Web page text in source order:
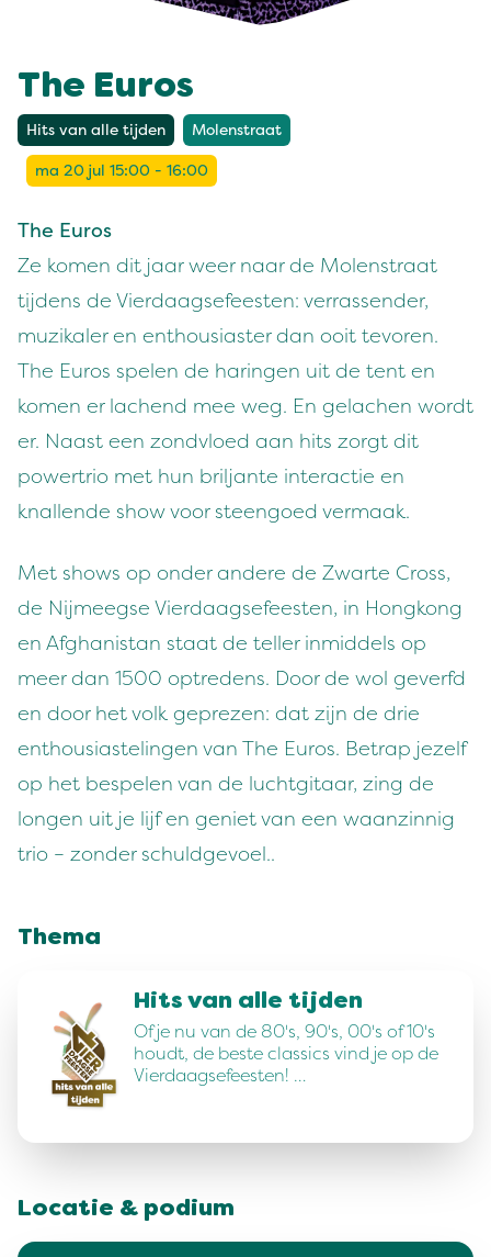
The Euros
Hits van alle tijden Molenstraat
ma 20 jul 15:00 - 16:00
The Euros
Ze komen dit jaar weer naar de Molenstraat
tijdens de Vierdaagsefeesten: verrassender,
muzikaler en enthousiaster dan ooit tevoren.
The Euros spelen de haringen uit de tent en
komen er lachend mee weg. En gelachen wordt
er. Naast een zondvloed aan hits zorgt dit
powertrio met hun briljante interactie en
knallende show voor steengoed vermaak.
Met shows op onder andere de Zwarte Cross,
de Nijmeegse Vierdaagsefeesten, in Hongkong
en Afghanistan staat de teller inmiddels op
meer dan 1500 optredens. Door de wol geverfd
en door het volk geprezen: dat zijn de drie
enthousiastelingen van The Euros. Betrap jezelf
op het bespelen van de luchtgitaar, zing de
longen uit je lijf en geniet van een waanzinnig
trio – zonder schuldgevoel..
Thema
Hits van alle tijden
Of je nu van de 80's, 90's, 00's of 10's
houdt, de beste classics vind je op de
Vierdaagsefeesten! …
Locatie & podium